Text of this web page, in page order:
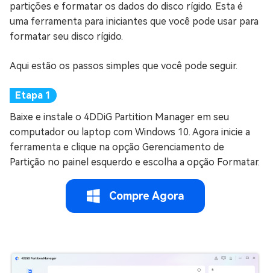
partições e formatar os dados do disco rígido. Esta é
uma ferramenta para iniciantes que você pode usar para
formatar seu disco rígido.
Aqui estão os passos simples que você pode seguir.
Baixe e instale o 4DDiG Partition Manager em seu
computador ou laptop com Windows 10. Agora inicie a
ferramenta e clique na opção Gerenciamento de
Partição no painel esquerdo e escolha a opção Formatar.
Compre Agora